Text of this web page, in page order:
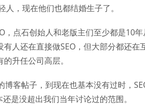
，现在他们也都结婚生子了。
点石创始人和老版主们至少都是10年
人还在直接做SEO，但大部分都还在
升任公司高层。
客帖子，到现在也基本没有过时，
是没超出我们当年讨论过的范围。